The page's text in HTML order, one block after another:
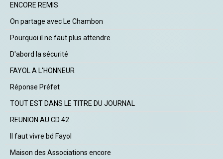
ENCORE REMIS
On partage avec Le Chambon
Pourquoi il ne faut plus attendre
D'abord la sécurité
FAYOL A L'HONNEUR
Réponse Préfet
TOUT EST DANS LE TITRE DU JOURNAL
REUNION AU CD 42
Il faut vivre bd Fayol
Maison des Associations encore